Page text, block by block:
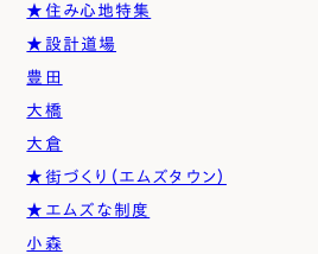
★住み心地特集
★設計道場
豊田
大橋
大倉
★街づくり（エムズタウン）
★エムズな制度
小森